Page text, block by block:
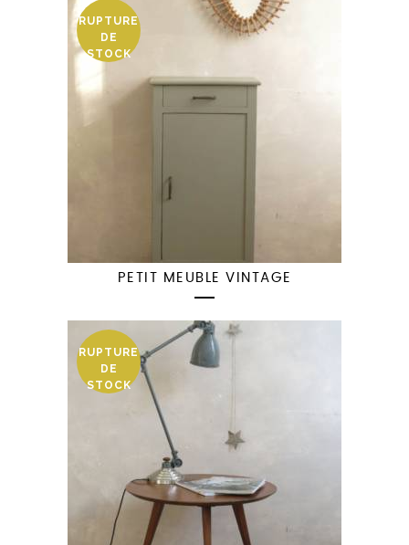
RUPTURE
DE
STOCK
PETIT MEUBLE VINTAGE
RUPTURE
DE
STOCK